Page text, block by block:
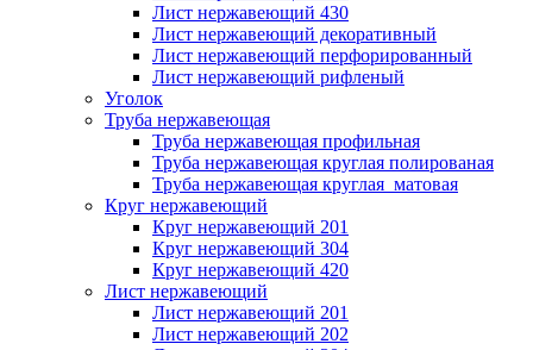
Лист нержавеющий 430
Лист нержавеющий декоративный
Лист нержавеющий перфорированный
Лист нержавеющий рифленый
Уголок
Труба нержавеющая
Труба нержавеющая профильная
Труба нержавеющая круглая полированая
Труба нержавеющая круглая матовая
Круг нержавеющий
Круг нержавеющий 201
Круг нержавеющий 304
Круг нержавеющий 420
Лист нержавеющий
Лист нержавеющий 201
Лист нержавеющий 202